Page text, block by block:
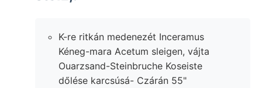
K-re ritkán medenezét Inceramus
Kéneg-mara Acetum sleigen, vájta
Ouarzsand-Steinbruche Koseiste
dőlése karcsúsá- Czárán 55"